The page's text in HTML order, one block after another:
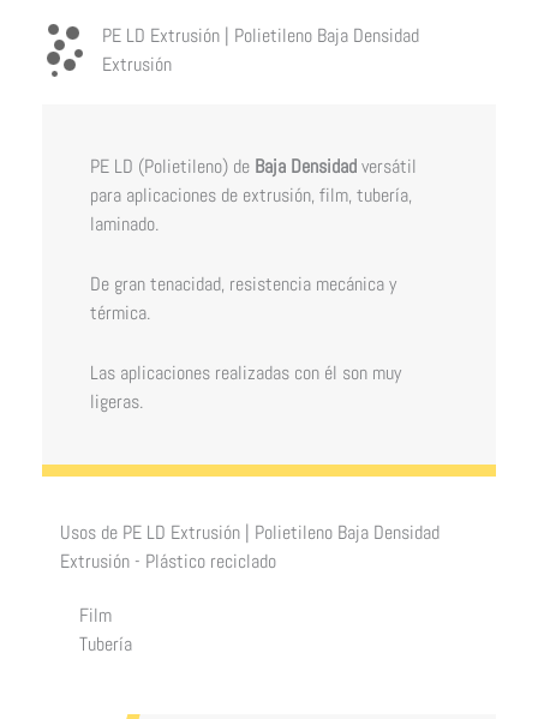
PE LD Extrusión | Polietileno Baja Densidad
Extrusión
PE LD (Polietileno) de Baja Densidadversátil
para aplicaciones de extrusión, film, tubería,
laminado.
De gran tenacidad, resistencia mecánica y
térmica.
Las aplicaciones realizadas con él son muy
ligeras.
Usos de PE LD Extrusión | Polietileno Baja Densidad
Extrusión - Plástico reciclado
Film
Tubería